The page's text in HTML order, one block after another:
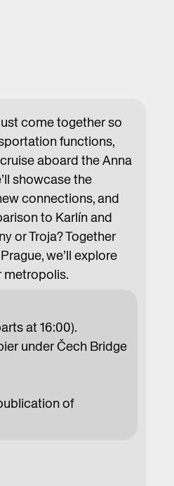
come together so
functions,
aboard the Anna
showcase the
connections, and
to Karlín and
or Troja? Together
we’ll explore
metropolis.
at 16:00).
under Čech Bridge
of